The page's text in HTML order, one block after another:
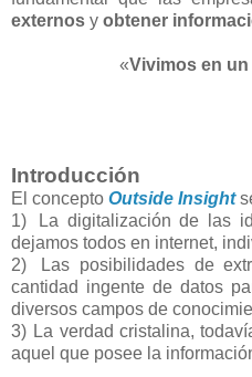
externos y obtener
«Vivimos en
Introducción
El concepto Outside Insight
1)
La digitalización de las
dejamos todos en internet,
2)
Las posibilidades de
cantidad ingente de datos
diversos campos de
3) La verdad cristalina,
aquel que posee la